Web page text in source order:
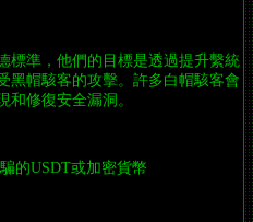
標準，他們的目標是透過提升繫統
黑帽駭客的攻擊。許多白帽駭客會
和修復安全漏洞。
的USDT或加密貨幣